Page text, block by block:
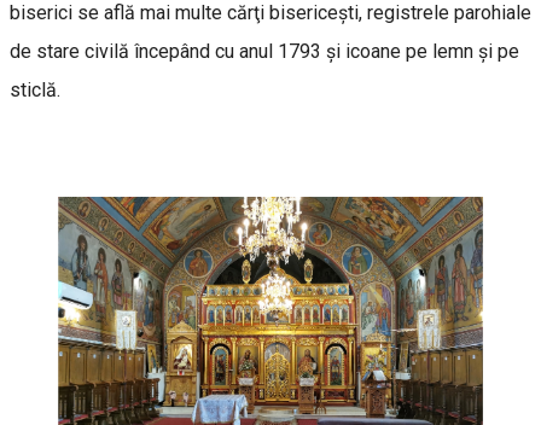
biserici se află mai multe cărţi bisericești, registrele parohiale
de stare civilă începând cu anul 1793 şi icoane pe lemn și pe
sticlă.